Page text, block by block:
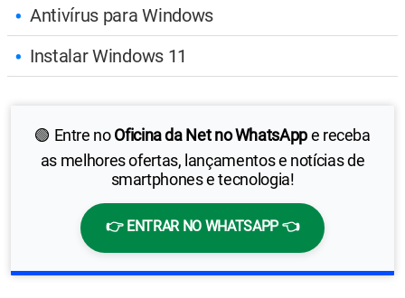
Antivírus para Windows
Instalar Windows 11
🟢 Entre noOficina da Net no WhatsAppe receba
as melhores ofertas, lançamentos e notícias de
smartphones e tecnologia!
👉 ENTRAR NO WHATSAPP 👈